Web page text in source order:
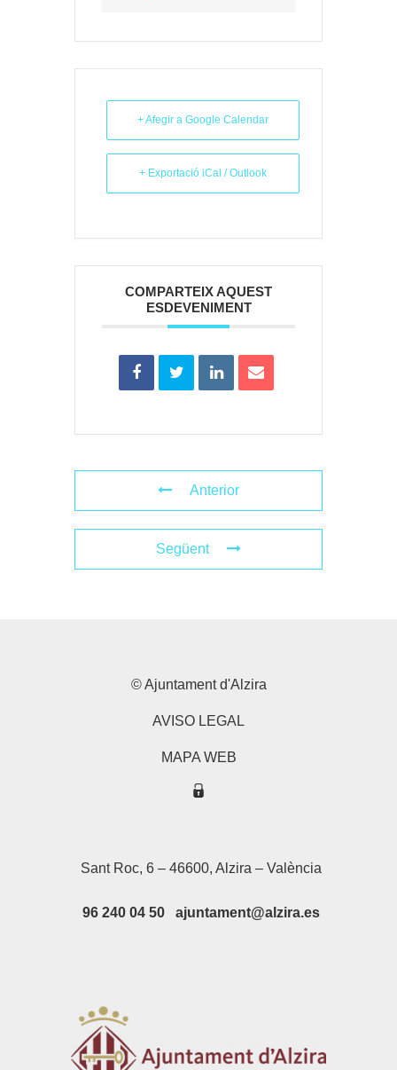
+ Afegir a Google Calendar
+ Exportació iCal / Outlook
COMPARTEIX AQUEST
ESDEVENIMENT
Anterior
Següent
© Ajuntament d'Alzira
AVISO LEGAL
MAPA WEB
Sant Roc, 6 – 46600, Alzira – València
96 240 04 50 ajuntament@alzira.es